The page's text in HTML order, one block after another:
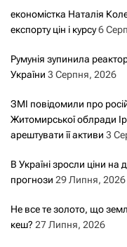
економістка Наталія
експорту цін і курсу6
Румунія зупинила
України 3 Серпня, 2026
ЗМІ повідомили про
Житомирської облради
арештувати її активи 3
В Україні зросли ціни на
прогнози 29 Липня, 2026
Не все те золото, що
кеш? 27 Липня, 2026